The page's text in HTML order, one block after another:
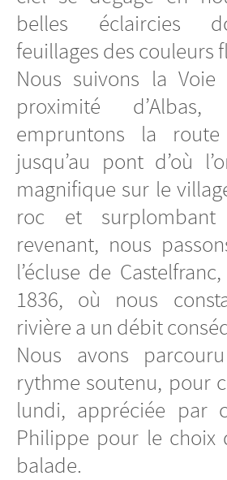
belles éclaircies
feuillages des couleurs
Nous suivons la Voie
proximité
empruntons la
jusqu’au pont d’où
magnifique sur le
roc et
revenant, nous
l’écluse de
1836, où nous
rivière a un débit
Nous avons
rythme soutenu, pour
lundi, appréciée par
Philippe pour le choix
balade.